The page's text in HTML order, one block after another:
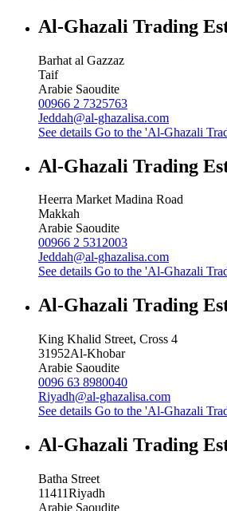
Al-Ghazali Trading
Barhat al Gazzaz
Taif
Arabie Saoudite
00966 2 7325763
Jeddah@al-ghazalisa.com
See details Go to the 'Al-Ghazali
Al-Ghazali Trading
Heerra Market Madina Road
Makkah
Arabie Saoudite
00966 2 5312003
Jeddah@al-ghazalisa.com
See details Go to the 'Al-Ghazali
Al-Ghazali Trading
King Khalid Street, Cross 4
31952Al-Khobar
Arabie Saoudite
0096 63 8980040
Riyadh@al-ghazalisa.com
See details Go to the 'Al-Ghazali
Al-Ghazali Trading
Batha Street
11411Riyadh
Arabie Saoudite